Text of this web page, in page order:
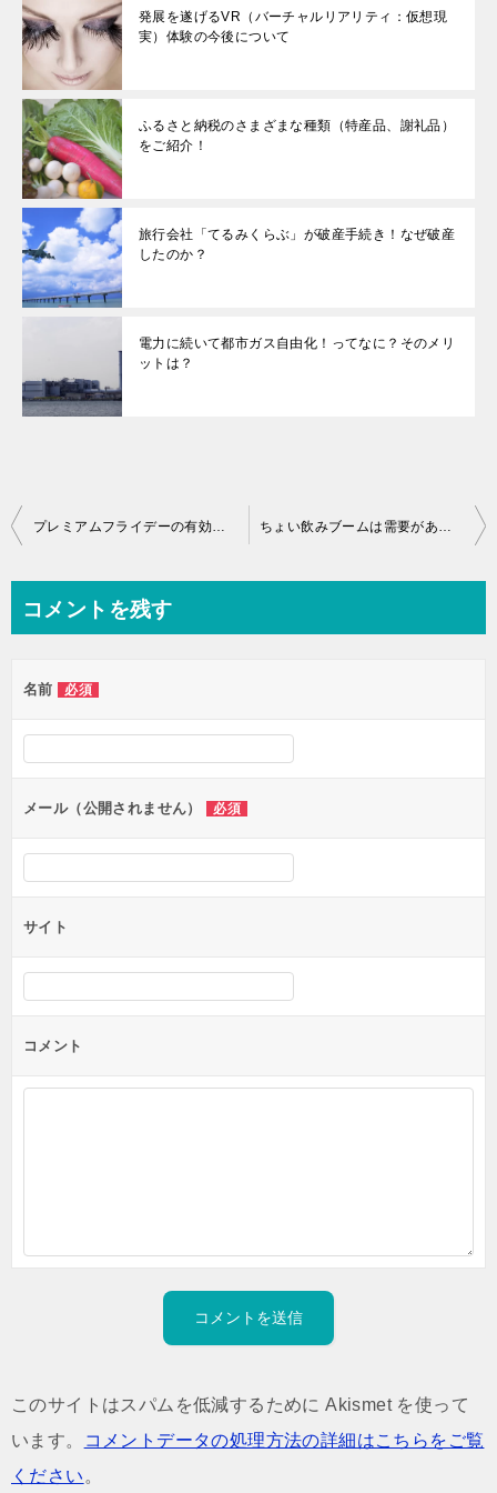
発展を遂げるVR（バーチャルリアリティ：仮想現
実）体験の今後について
ふるさと納税のさまざまな種類（特産品、謝礼品）
をご紹介！
旅行会社「てるみくらぶ」が破産手続き！なぜ破産
したのか？
電力に続いて都市ガス自由化！ってなに？そのメリ
ットは？
投
ビ
ー
シ
ン
プレミアムフライデーの有効活用、取り組み方をご紹介！ ちょい飲みブームは需要があるのか？！
コメントを残す
名前 必須
メール（公開されません） 必須
サイト
コメント
このサイトはスパムを低減するために Akismet を使って
います。
コメントデータの処理方法の詳細はこちらをご覧
ください 。